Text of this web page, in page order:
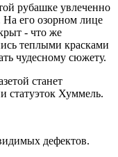
рубашке увлеченно
На его озорном лице
- что же
теплыми красками
чудесному сюжету.
станет
статуэток Хуммель.
дефектов.